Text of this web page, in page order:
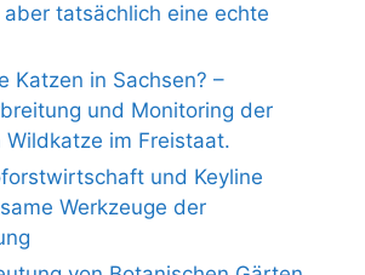
tatsächlich eine echte
Katzen in Sachsen? –
und Monitoring der
Wildkatze im Freistaat.
und Keyline
Werkzeuge der